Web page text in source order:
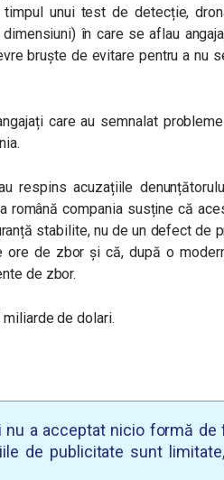
unui test de detecție,
în care se aflau
bruște de evitare pentru a nu
care au semnalat
respins acuzațiile
română compania susține că
stabilite, nu de un defect de
ore de zbor și că, după o
de zbor.
de dolari.
nu a acceptat nicio formă de
de publicitate sunt